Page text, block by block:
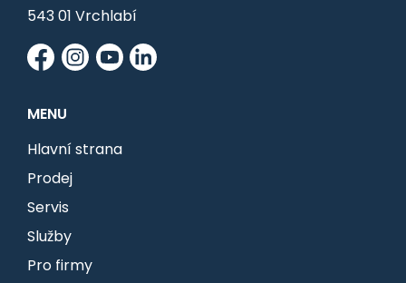
543 01 Vrchlabí
MENU
Hlavní strana
Prodej
Servis
Služby
Pro firmy